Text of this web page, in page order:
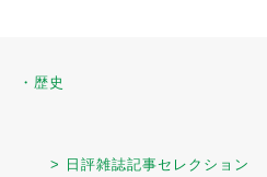
・歴史
> 日評雑誌記事セレクション